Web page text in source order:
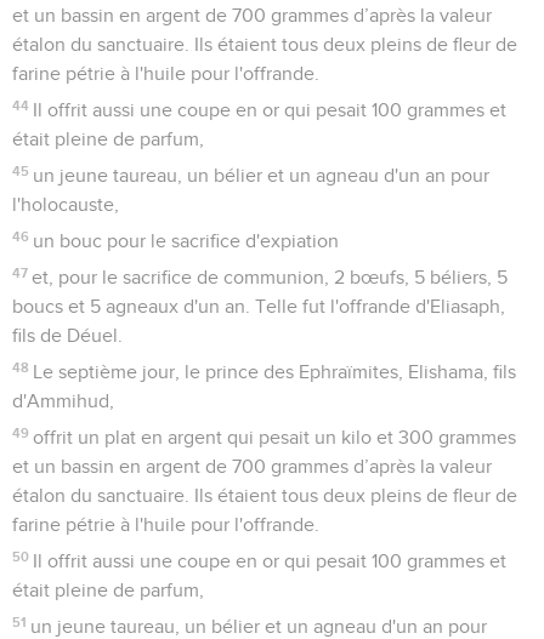
et un bassin en argent de 700 grammes d’après la valeur
étalon du sanctuaire. Ils étaient tous deux pleins de fleur de
farine pétrie à l'huile pour l'offrande.
44
Il offrit aussi une coupe en or qui pesait 100 grammes et
était pleine de parfum,
45 un jeune taureau, un bélier et un agneau d'un an pour
l'holocauste,
46 un bouc pour le sacrifice d'expiation
47 et, pour le sacrifice de communion, 2 bœufs, 5 béliers, 5
boucs et 5 agneaux d'un an. Telle fut l'offrande d'Eliasaph,
fils de Déuel.
48
Le septième jour, le prince des Ephraïmites, Elishama, fils
d'Ammihud,
49 offrit un plat en argent qui pesait un kilo et 300 grammes
et un bassin en argent de 700 grammes d’après la valeur
étalon du sanctuaire. Ils étaient tous deux pleins de fleur de
farine pétrie à l'huile pour l'offrande.
50
Il offrit aussi une coupe en or qui pesait 100 grammes et
était pleine de parfum,
51 un jeune taureau, un bélier et un agneau d'un an pour